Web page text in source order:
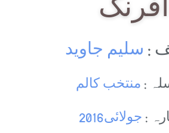
افرنگ
: سلیم جاوید
: منتخب کالم
: جولائی2016